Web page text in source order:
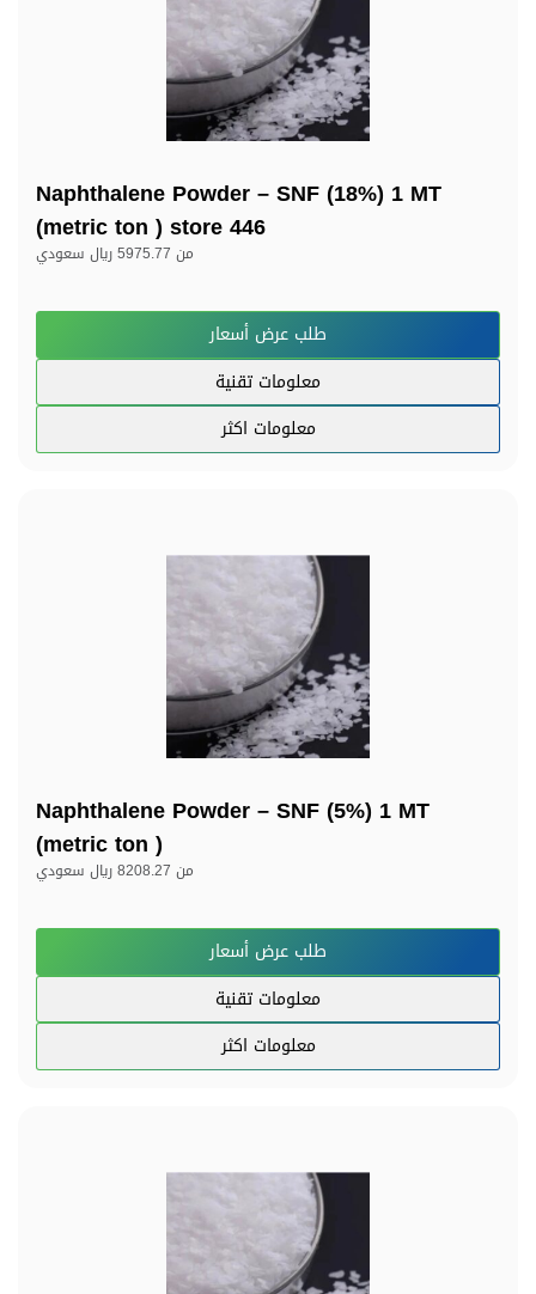
Naphthalene Powder – SNF (18%) 1 MT
(metric ton ) store 446
من 5975.77 ريال سعودي
طلب عرض أسعار
معلومات تقنية
معلومات اكثر
Naphthalene Powder – SNF (5%) 1 MT
(metric ton )
من 8208.27 ريال سعودي
طلب عرض أسعار
معلومات تقنية
معلومات اكثر